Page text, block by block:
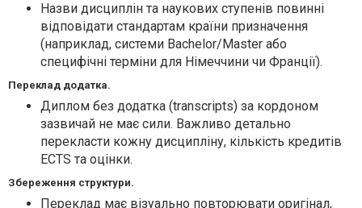
Назви дисциплін та наукових ступенів повинні
відповідати стандартам країни призначення
(наприклад, системи Bachelor/Master або
специфічні терміни для Німеччини чи Франції).
Переклад додатка.
Диплом без додатка (transcripts) за кордоном
зазвичай не має сили. Важливо детально
перекласти кожну дисципліну, кількість кредитів
ECTS та оцінки.
Збереження структури.
Переклад має візуально повторювати оригінал,